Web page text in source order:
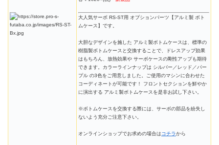
大人気サーボ RS-ST用 オプションパーツ【アルミ製 ボト
ムケース】です。
大胆なデザインを施した アルミ製ボトムケースは、標準の
樹脂製ボトムケースと交換することで、ドレスアップ効果
はもちろん、放熱効果や サーボケースの剛性アップも期待
できます。カラーラインナップは シルバー／レッド／パー
プル の3色をご用意しました。ご使用のマシンに合わせた
コーディネートが可能です！ フロントセクションを鮮やか
に演出する アルミ製ボトムケースを是非お試し下さい。
※ボトムケースを交換する際には、サーボの部品を紛失し
ないよう充分ご注意下さい。
オンラインショップでお求めの場合はコチラから